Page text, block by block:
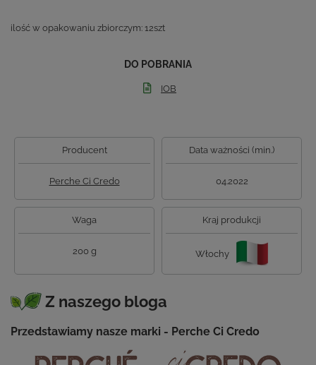
ilość w opakowaniu zbiorczym: 12szt
DO POBRANIA
IOB
Producent
Perche Ci Credo
Data ważności (min.)
04.2022
Waga
200 g
Kraj produkcji
Włochy
Z naszego bloga
Przedstawiamy nasze marki - Perche Ci Credo